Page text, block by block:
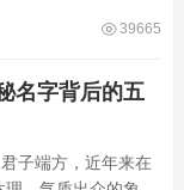
字之选，关乎运途
39665
名字背后的五
子端方，近年来在